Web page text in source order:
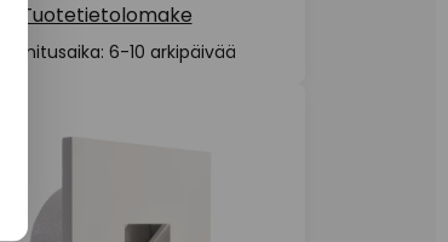
Tuotetietolomake
Toimitusaika: 6-10 arkipäivää